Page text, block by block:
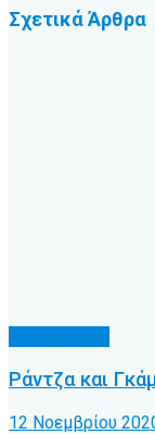
ΣχετικάΆρθρα
Ράντζα και
12 Νοεμβρίου